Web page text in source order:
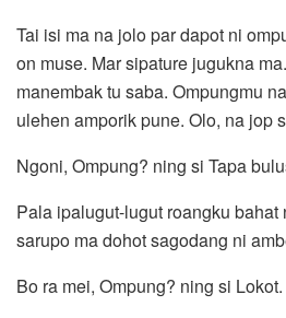
Tai isi ma na jolo par dapot ni
on muse. Mar sipature jugukna
manembak tu saba. Ompungmu
ulehen amporik pune. Olo, na jop
Ngoni, Ompung? ning si Tapa
Pala ipalugut-lugut roangku bahat
sarupo ma dohot sagodang ni
Bo ra mei, Ompung? ning si Lokot.